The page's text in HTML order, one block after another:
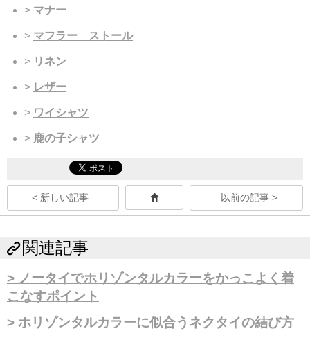
マナー
マフラー ストール
リネン
レザー
ワイシャツ
鹿の子シャツ
< 新しい記事 以前の記事 >
関連記事
ノータイでホリゾンタルカラーをかっこよく着
こなすポイント
ホリゾンタルカラーに似合うネクタイの結び方